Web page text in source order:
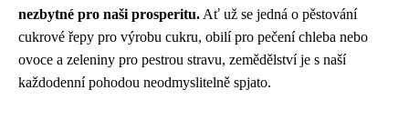
nezbytné pro naši prosperitu. Ať už se jedná o pěstování
cukrové řepy pro výrobu cukru, obilí pro pečení chleba nebo
ovoce a zeleniny pro pestrou stravu, zemědělství je s naší
každodenní pohodou neodmyslitelně spjato.